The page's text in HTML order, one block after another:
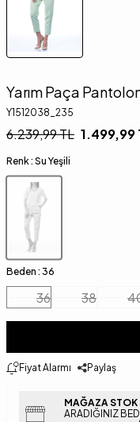
Yarım Paça
Y1512038_235
6.239,99TL 1.499,99
Renk : Su Yeşili
Beden : 36
36 38
Fiyat Alarmı Paylaş
MAĞAZA STOK
ARADIĞINIZ